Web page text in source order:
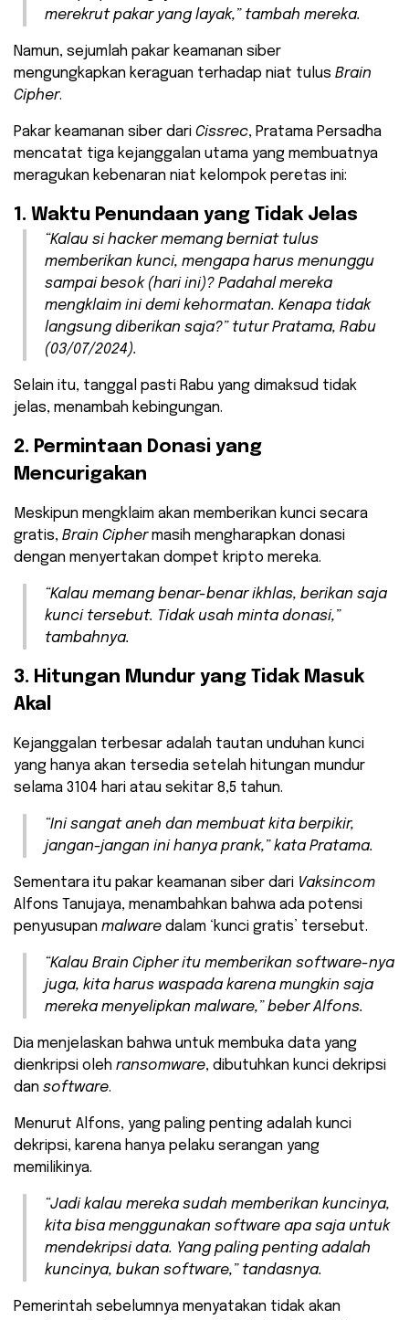
merekrut pakar yang layak,” tambah mereka.
Namun, sejumlah pakar keamanan siber
mengungkapkan keraguan terhadap niat tulus Brain
Cipher.
Pakar keamanan siber dari Cissrec, Pratama Persadha
mencatat tiga kejanggalan utama yang membuatnya
meragukan kebenaran niat kelompok peretas ini:
1. Waktu Penundaan yang Tidak Jelas
“Kalau si hackermemang berniat tulus
memberikan kunci, mengapa harus menunggu
sampai besok (hari ini)? Padahal mereka
mengklaim ini demi kehormatan. Kenapa tidak
langsung diberikan saja?” tutur Pratama, Rabu
(03/07/2024).
Selain itu, tanggal pasti Rabu yang dimaksud tidak
jelas, menambah kebingungan.
2. Permintaan Donasi yang
Mencurigakan
Meskipun mengklaim akan memberikan kunci secara
gratis, Brain Ciphermasih mengharapkan donasi
dengan menyertakan dompet kripto mereka.
“Kalau memang benar-benar ikhlas, berikan saja
kunci tersebut. Tidak usah minta donasi,”
tambahnya.
3. Hitungan Mundur yang Tidak Masuk
Akal
Kejanggalan terbesar adalah tautan unduhan kunci
yang hanya akan tersedia setelah hitungan mundur
selama 3104 hari atau sekitar 8,5 tahun.
“Ini sangat aneh dan membuat kita berpikir,
jangan-jangan ini hanya prank,” kata Pratama.
Sementara itu pakar keamanan siber dari Vaksincom
Alfons Tanujaya, menambahkan bahwa ada potensi
penyusupan malware dalam ‘kunci gratis’ tersebut.
“Kalau Brain Cipheritu memberikan software-nya
juga, kita harus waspada karena mungkin saja
mereka menyelipkan malware,” beber Alfons.
Dia menjelaskan bahwa untuk membuka data yang
dienkripsi oleh ransomware, dibutuhkan kunci dekripsi
dan software.
Menurut Alfons, yang paling penting adalah kunci
dekripsi, karena hanya pelaku serangan yang
memilikinya.
“Jadi kalau mereka sudah memberikan kuncinya,
kita bisa menggunakan software apa saja untuk
mendekripsi data. Yang paling penting adalah
kuncinya, bukan software,” tandasnya.
Pemerintah sebelumnya menyatakan tidak akan